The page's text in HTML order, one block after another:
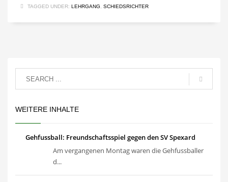
TAGGED UNDER: LEHRGANG SCHIEDSRICHTER
WEITERE INHALTE
Gehfussball: Freundschaftsspiel gegen den SV Spexard
Am vergangenen Montag waren die Gehfussballer
d...